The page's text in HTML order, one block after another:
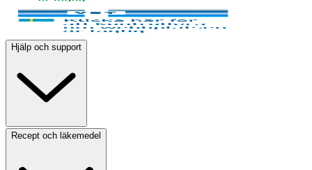
Hjälp och support
Recept och läkemedel